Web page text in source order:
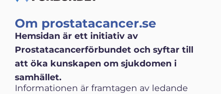
Om prostatacancer.se
Hemsidan är ett initiativ av
Prostatacancerförbundet och syftar till
att öka kunskapen om sjukdomen i
samhället.
Informationen är framtagen av ledande